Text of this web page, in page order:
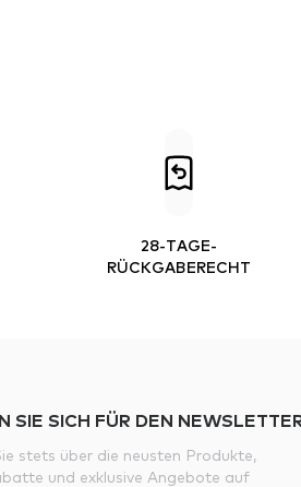
28-TAGE-
RÜCKGABERECHT
SIE SICH FÜR DEN
stets über die neusten Produkte,
und exklusive Angebote auf